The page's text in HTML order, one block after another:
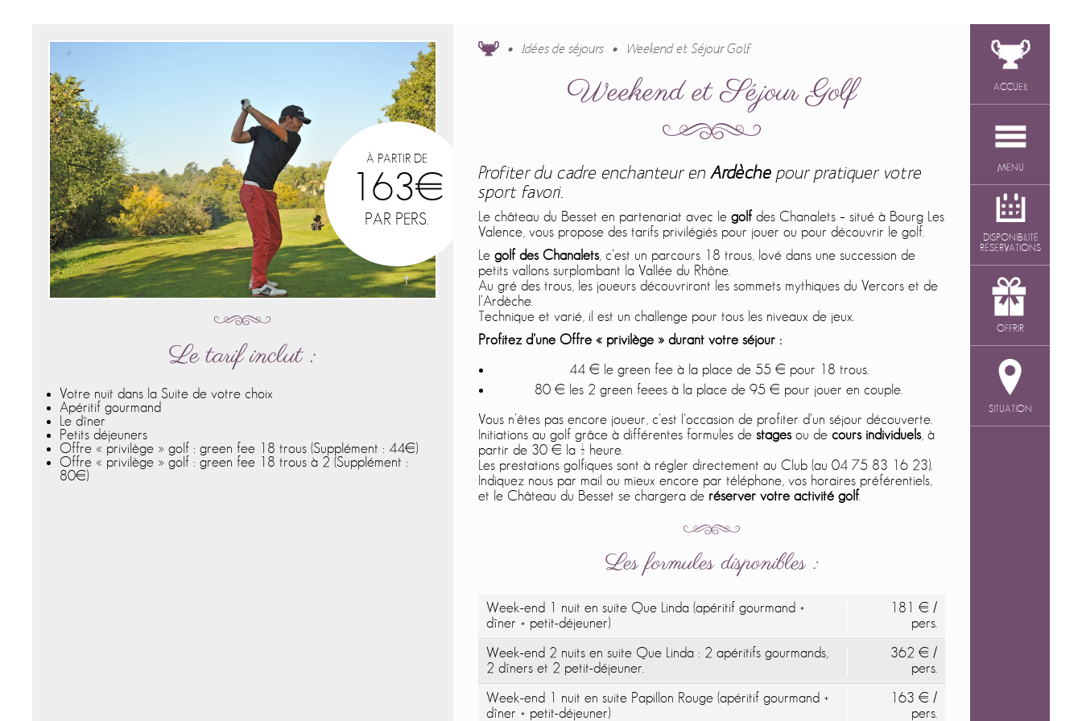
ACCUEIL
MENU
DISPONIBILITÉ
RÉSERVATIONS
OFFRIR
SITUATION
Idées de séjours Weekend et Séjour Golf
Weekend et Séjour Golf
Profiter du cadre enchanteur enArdèchepour pratiquer votre
sport favori.
Le château du Besset en partenariat avec le golfdes Chanalets – situé à Bourg Les
Valence, vous propose des tarifs privilégiés pour jouer ou pour découvrir le golf.
Le golf des Chanalets, c’est un parcours 18 trous, lové dans une succession de
petits vallons surplombant la Vallée du Rhône.
Au gré des trous, les joueurs découvriront les sommets mythiques du Vercors et de
l’Ardèche.
Technique et varié, il est un challenge pour tous les niveaux de jeux.
Profitez d’une Offre « privilège » durant votre séjour :
44 € le green fee à la place de 55 € pour 18 trous.
80 € les 2 green feees à la place de 95 € pour jouer en couple.
Vous n’êtes pas encore joueur, c’est l’occasion de profiter d’un séjour découverte.
Initiations au golf grâce à différentes formules de stagesou de cours individuels, à
partir de 30 € la ½ heure.
Les prestations golfiques sont à régler directement au Club (au 04 75 83 16 23).
Indiquez nous par mail ou mieux encore par téléphone, vos horaires préférentiels,
et le Château du Besset se chargera de réserver votre activité golf.
Les formules disponibles :
Week-end 1 nuit en suite Que Linda (apéritif gourmand +
dîner + petit-déjeuner)
181 € /
pers.
Week-end 2 nuits en suite Que Linda : 2 apéritifs gourmands,
2 dîners et 2 petit-déjeuner.
362 € /
pers.
Week-end 1 nuit en suite Papillon Rouge (apéritif gourmand +
dîner + petit-déjeuner)
163 € /
pers.
À PARTIR DE
163€
PAR PERS.
Le tarif inclut :
Votre nuit dans la Suite de votre choix
Apéritif gourmand
Le dîner
Petits déjeuners
Offre « privilège » golf : green fee 18 trous(Supplément : 44€)
Offre « privilège » golf : green fee 18 trous à 2(Supplément :
80€)